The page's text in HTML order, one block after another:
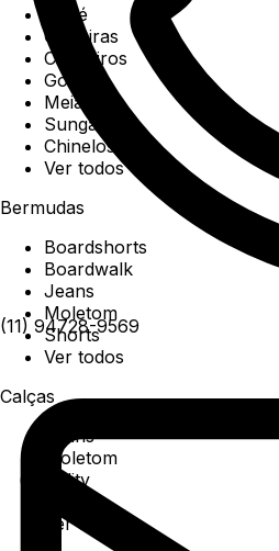
(11) 94728-9569
Boné
Carteiras
Chaveiros
Gorros
Meias
Sunga
Chinelos
Ver todos
Bermudas
Boardshorts
Boardwalk
Jeans
Moletom
Shorts
Ver todos
Calças
Jeans
Moletom
Utility
Ver todos